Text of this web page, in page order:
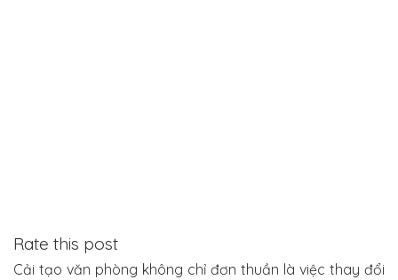
Rate this post
Cải tạo văn phòng không chỉ đơn thuần là việc thay đổi